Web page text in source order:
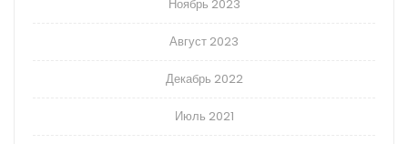
Ноябрь 2023
Август 2023
Декабрь 2022
Июль 2021